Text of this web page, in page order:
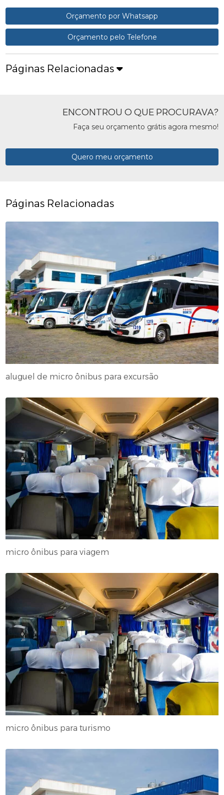
Orçamento por Whatsapp
Orçamento pelo Telefone
Páginas Relacionadas
ENCONTROU O QUE PROCURAVA?
Faça seu orçamento grátis agora mesmo!
Quero meu orçamento
Páginas Relacionadas
aluguel de micro ônibus para excursão
micro ônibus para viagem
micro ônibus para turismo